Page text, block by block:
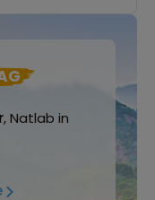
, Natlab in